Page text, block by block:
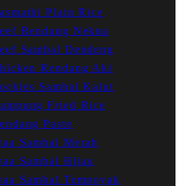
Plain Rice
Rendang Nekna
Sambal Dendeng
Rendang Aki
Sambal Kalut
Fried Rice
Paste
Sambal Merah
Sambal Hijau
Sambal Tempoyak